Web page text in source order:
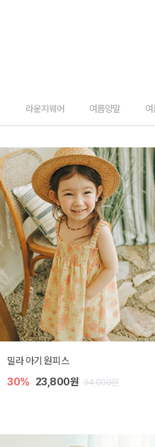
라운지웨어 여름양말
엘로디 니트 아기 뷔스티에
40% 16,200원 27,000원